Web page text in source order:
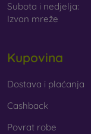
Subota i nedjelja:
Izvan mreže
Kupovina
Dostava i plaćanja
Cashback
Povrat robe